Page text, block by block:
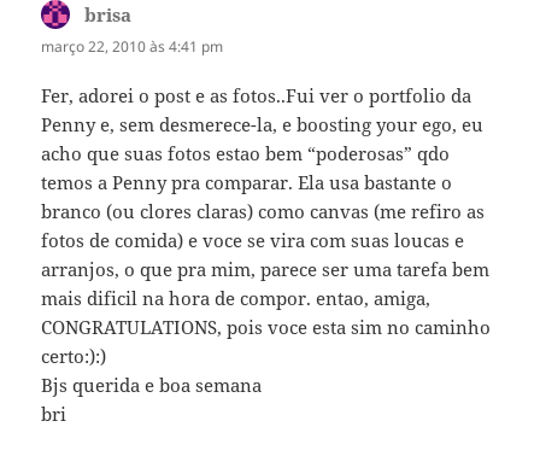
brisa
março 22, 2010 às 4:41 pm
Fer, adorei o post e as fotos..Fui ver o portfolio da
Penny e, sem desmerece-la, e boosting your ego, eu
acho que suas fotos estao bem “poderosas” qdo
temos a Penny pra comparar. Ela usa bastante o
branco (ou clores claras) como canvas (me refiro as
fotos de comida) e voce se vira com suas loucas e
arranjos, o que pra mim, parece ser uma tarefa bem
mais dificil na hora de compor. entao, amiga,
CONGRATULATIONS, pois voce esta sim no caminho
certo:):)
Bjs querida e boa semana
bri